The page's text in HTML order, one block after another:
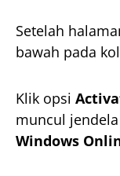
Setelah
bawah pada
Klik opsi
muncul
Windows